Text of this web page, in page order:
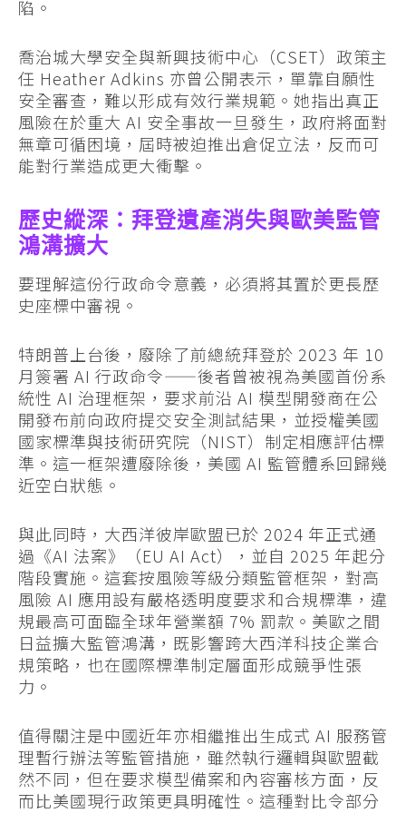
陷。
喬治城大學安全與新興技術中心（CSET）政策主
任 Heather Adkins 亦曾公開表示，單靠自願性
安全審查，難以形成有效行業規範。她指出真正
風險在於重大 AI 安全事故一旦發生，政府將面對
無章可循困境，屆時被迫推出倉促立法，反而可
能對行業造成更大衝擊。
歷史縱深：拜登遺產消失與歐美監管
鴻溝擴大
要理解這份行政命令意義，必須將其置於更長歷
史座標中審視。
特朗普上台後，廢除了前總統拜登於 2023 年 10
月簽署 AI 行政命令——後者曾被視為美國首份系
統性 AI 治理框架，要求前沿 AI 模型開發商在公
開發布前向政府提交安全測試結果，並授權美國
國家標準與技術研究院（NIST）制定相應評估標
準。這一框架遭廢除後，美國 AI 監管體系回歸幾
近空白狀態。
與此同時，大西洋彼岸歐盟已於 2024 年正式通
過《AI 法案》（EU AI Act），並自 2025 年起分
階段實施。這套按風險等級分類監管框架，對高
風險 AI 應用設有嚴格透明度要求和合規標準，違
規最高可面臨全球年營業額 7% 罰款。美歐之間
日益擴大監管鴻溝，既影響跨大西洋科技企業合
規策略，也在國際標準制定層面形成競爭性張
力。
值得關注是中國近年亦相繼推出生成式 AI 服務管
理暫行辦法等監管措施，雖然執行邏輯與歐盟截
然不同，但在要求模型備案和內容審核方面，反
而比美國現行政策更具明確性。這種對比令部分